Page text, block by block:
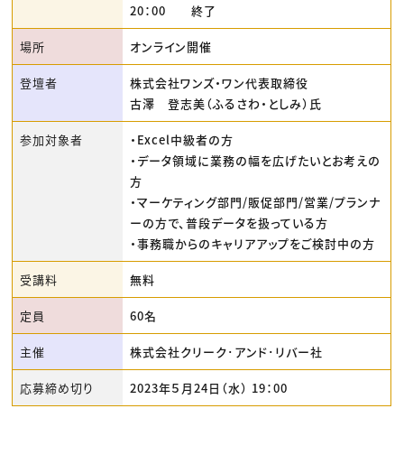
20：00 終了
場所 オンライン開催
登壇者
株式会社ワンズ・ワン代表取締役
古澤 登志美（ふるさわ・としみ）氏
参加対象者
・Excel中級者の方
・データ領域に業務の幅を広げたいとお考えの
方
・マーケティング部門/販促部門/営業/プランナ
ーの方で、普段データを扱っている方
・事務職からのキャリアアップをご検討中の方
受講料 無料
定員 60名
主催 株式会社クリーク･アンド･リバー社
応募締め切り 2023年５月24日（水） 19：00